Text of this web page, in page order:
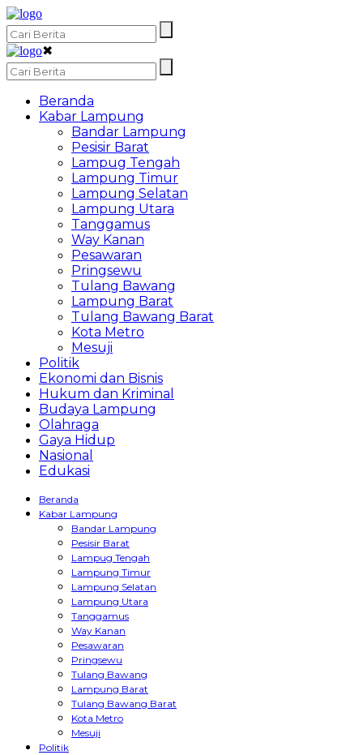
✖
Beranda
Kabar Lampung
Bandar Lampung
Pesisir Barat
Lampug Tengah
Lampung Timur
Lampung Selatan
Lampung Utara
Tanggamus
Way Kanan
Pesawaran
Pringsewu
Tulang Bawang
Lampung Barat
Tulang Bawang Barat
Kota Metro
Mesuji
Politik
Ekonomi dan Bisnis
Hukum dan Kriminal
Budaya Lampung
Olahraga
Gaya Hidup
Nasional
Edukasi
Beranda
Kabar Lampung
Bandar Lampung
Pesisir Barat
Lampug Tengah
Lampung Timur
Lampung Selatan
Lampung Utara
Tanggamus
Way Kanan
Pesawaran
Pringsewu
Tulang Bawang
Lampung Barat
Tulang Bawang Barat
Kota Metro
Mesuji
Politik